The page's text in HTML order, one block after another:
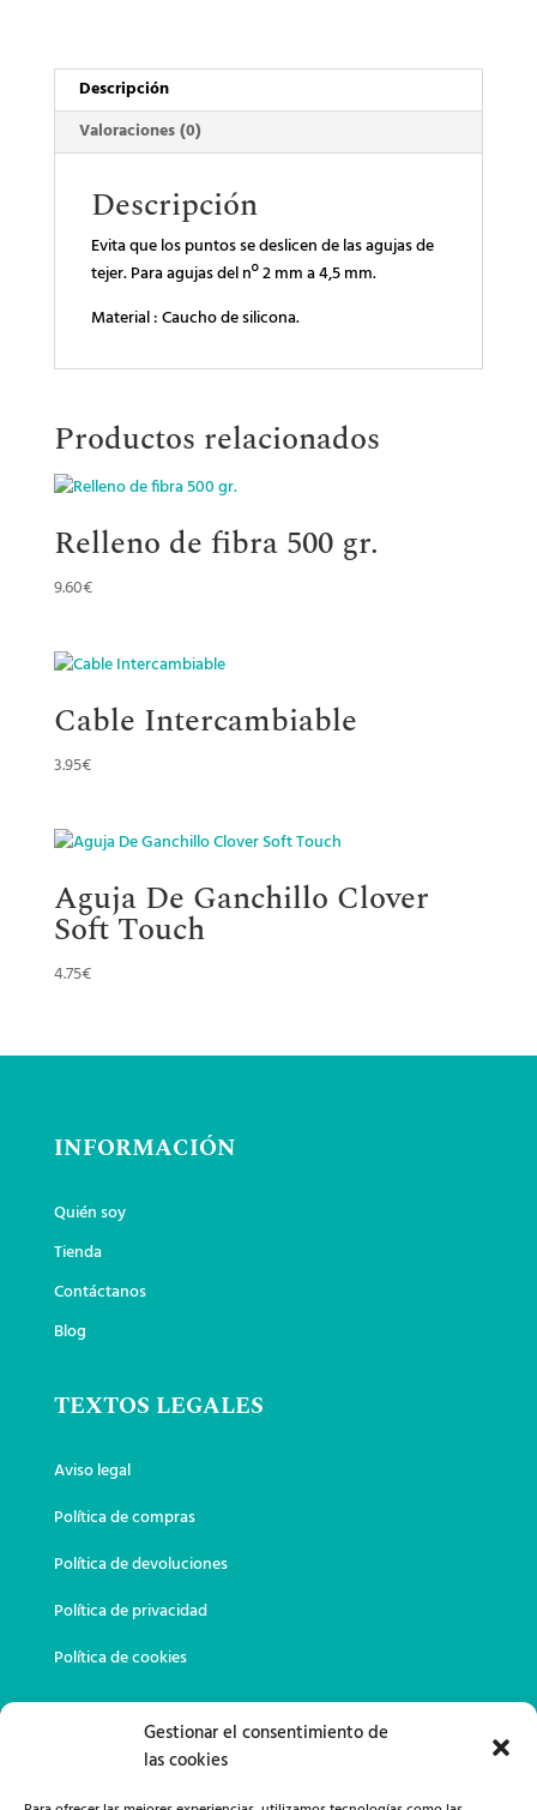
Gestionar el consentimiento de
las cookies
Descripción
Valoraciones (0)
Descripción
Evita que los puntos se deslicen de las agujas de
tejer. Para agujas del nº 2 mm a 4,5 mm.
Material : Caucho de silicona.
Productos relacionados
Relleno de fibra 500 gr.
9.60€
Cable Intercambiable
3.95€
Aguja De Ganchillo Clover
Soft Touch
4.75€
INFORMACIÓN
Quién soy
Tienda
Contáctanos
Blog
TEXTOS LEGALES
Aviso legal
Política de compras
Política de devoluciones
Política de privacidad
Política de cookies
DATOS DE CONTACTO